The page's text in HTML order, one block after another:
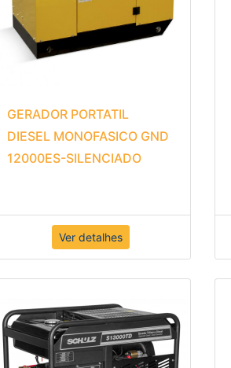
GERADOR PORTATIL
DIESEL MONOFASICO GND
12000ES-SILENCIADO
Ver detalhes